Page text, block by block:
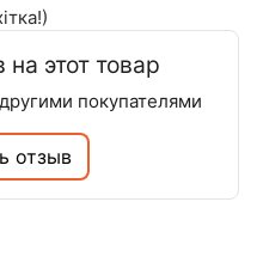
этот товар
покупателями
отзыв